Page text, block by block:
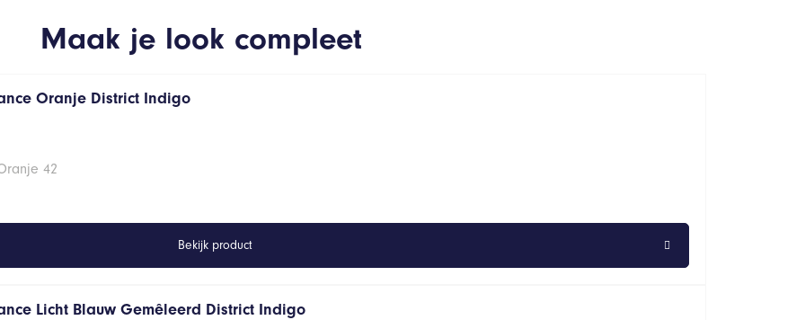
Maak je look compleet
Oranje District Indigo
42
Bekijk product
Licht Blauw Gemêleerd District Indigo